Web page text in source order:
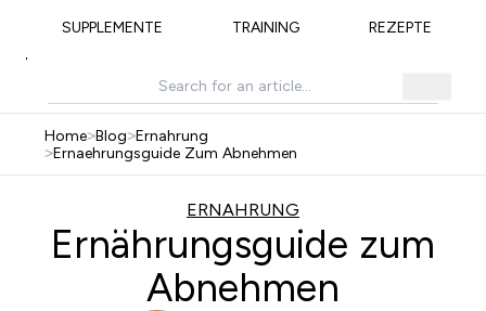
SUPPLEMENTE TRAINING REZEPTE
Home>Blog>Ernahrung
>Ernaehrungsguide Zum Abnehmen
ERNAHRUNG
Ernährungsguide zum
Abnehmen